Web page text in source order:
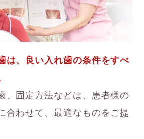
は、良い入れ歯の条件をすべ
、固定方法などは、患者様の
合わせて、最適なものをご提